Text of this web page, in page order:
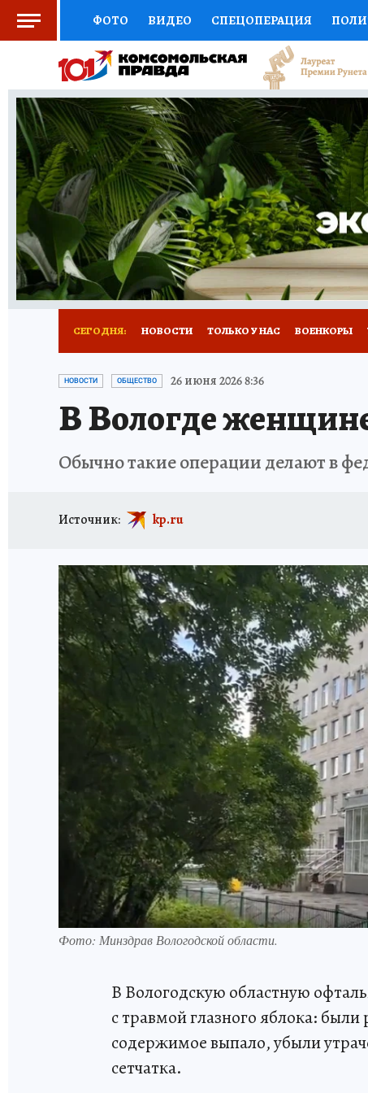
ФОТО ВИДЕО СПЕЦОПЕРАЦИЯ
СОЦПОДДЕРЖКА НАУКА СПОРТ
ВЫБОР ЭКСПЕРТОВ ДОКТОР ФИНАНСЫ
КНИЖНАЯ ПОЛКА ПРОГНОЗЫ НА СПОРТ
ПРЕСС-ЦЕНТР НЕДВИЖИМОСТЬ
РАДИО КП РЕКЛАМА ТЕСТЫ НОВОЕ
СЕГОДНЯ: НОВОСТИ ТОЛЬКО У НАС ВОЕНКОРЫ
ТРАГЕДИИ НА ВОДЕ ИСПЫТАНО НА СЕБЕ
НОВОСТИ ОБЩЕСТВО 26 июня 2026 8:36
В Вологде
Обычно такие операции делают в
Источник: kp.ru
Фото: Минздрав Вологодской области.
В Вологодскую областную
с травмой глазного яблока: были
содержимое выпало, убыли
сетчатка.